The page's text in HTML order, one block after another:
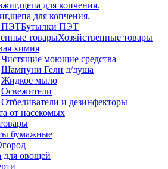
для копчения.
Бутылки ПЭТ
Хозяйственные товары
химия
Чистящие моющие средства
Шампуни Гели д/душа
Жидкое мыло
Освежители
Отбеливатели и дезинфекторы
от насекомых
бумажные
для овощей